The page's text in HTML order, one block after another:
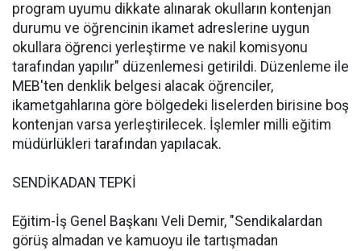
program uyumu dikkate alınarak okulların kontenjan
durumu ve öğrencinin ikamet adreslerine uygun
okullara öğrenci yerleştirme ve nakil komisyonu
tarafından yapılır" düzenlemesi getirildi. Düzenleme ile
MEB'ten denklik belgesi alacak öğrenciler,
ikametgahlarına göre bölgedeki liselerden birisine boş
kontenjan varsa yerleştirilecek. İşlemler milli eğitim
müdürlükleri tarafından yapılacak.
SENDİKADAN TEPKİ
Eğitim-İş Genel Başkanı Veli Demir, "Sendikalardan
görüş almadan ve kamuoyu ile tartışmadan